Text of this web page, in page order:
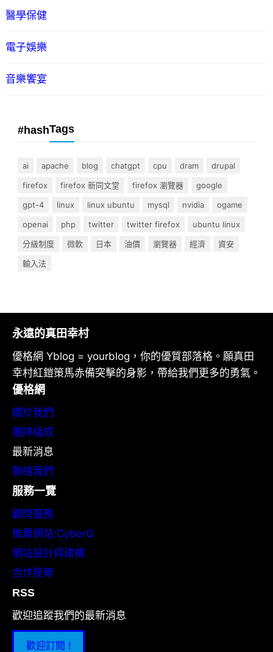
醫學保健
電子娛樂
音樂饗宴
#hashTags
ai apache blog chatgpt cpu dram
drupal
firefox
firefox 新同文堂 firefox 瀏覽器
google
gpt-4
linux linux ubuntu mysql nvidia
ogame
openai
php twitter twitter firefox
ubuntu linux
分級制度
微軟 日本 油價 瀏覽器 經濟
資安
輸入法
永遠的真田幸村
優格網 Yblog = yourblog，你的優質部落格。願真田
幸村紅鎧策馬赤備突擊的身影，帶給我們更多的勇氣。
優格網
關於我們
團隊組成
最新消息
聯絡我們
服務一覽
顧問服務
推薦網站:CyberQ
網站設計與建構
合作提案
RSS
歡迎追蹤我們的最新消息
歡迎訂閱 !